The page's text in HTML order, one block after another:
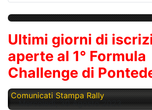
Ultimi giorni di
aperte al 1° Formula
Challenge di
Comunicati Stampa Rally
Mercoledì, 30 Agosto 2023